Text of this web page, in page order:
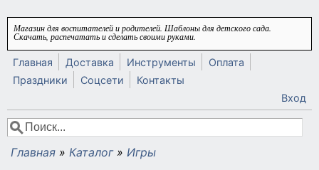
Перейти к основному содержанию
Магазин для воспитателей и родителей. Шаблоны для детского сада.
Скачать, распечатать и сделать своими руками.
Главная Доставка Инструменты
Оплата
Праздники
Соцсети
Контакты
Вход
Форма поиска
Поиск
Вы здесь
Главная » Каталог » Игры